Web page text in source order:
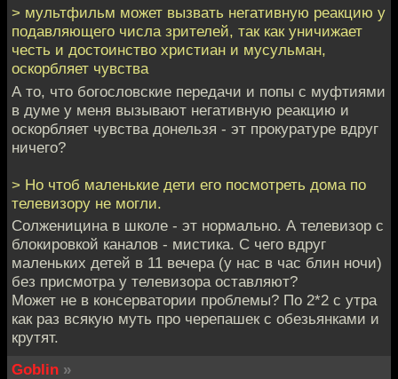
> мультфильм может вызвать негативную реакцию у
подавляющего числа зрителей, так как уничижает
честь и достоинство христиан и мусульман,
оскорбляет чувства
А то, что богословские передачи и попы с муфтиями
в думе у меня вызывают негативную реакцию и
оскорбляет чувства донельзя - эт прокуратуре вдруг
ничего?
> Но чтоб маленькие дети его посмотреть дома по
телевизору не могли.
Солженицина в школе - эт нормально. А телевизор с
блокировкой каналов - мистика. С чего вдруг
маленьких детей в 11 вечера (у нас в час блин ночи)
без присмотра у телевизора оставляют?
Может не в консерватории проблемы? По 2*2 с утра
как раз всякую муть про черепашек с обезьянками и
крутят.
Goblin »